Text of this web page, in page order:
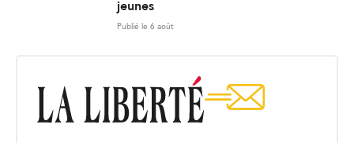
jeunes
Publié le 6 août